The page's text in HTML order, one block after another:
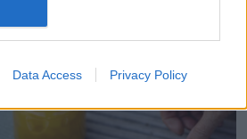
Data Access Privacy Policy